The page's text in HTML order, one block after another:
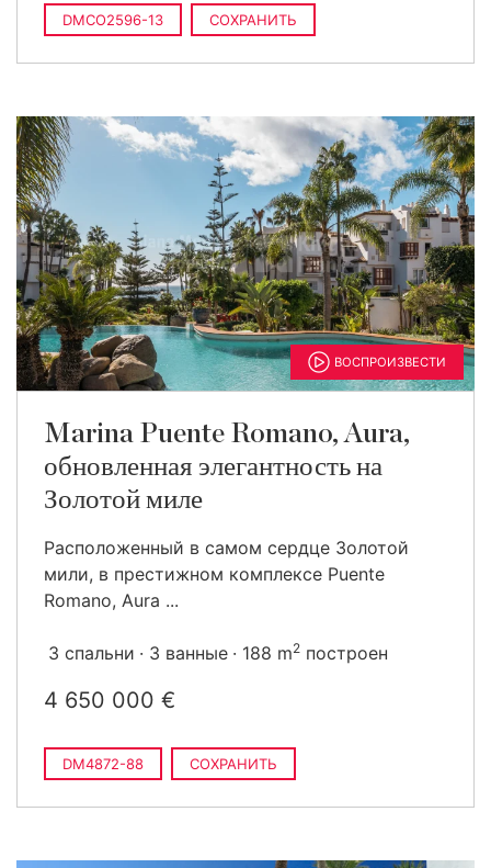
DMCO2596-13 СОХРАНИТЬ
ВОСПРОИЗВЕСТИ
Marina Puente Romano, Aura,
обновленная элегантность на
Золотой миле
Расположенный в самом сердце Золотой
мили, в престижном комплексе Puente
Romano, Aura ...
3 спальни 3 ванные 188 m2 построен
4 650 000 €
DM4872-88 СОХРАНИТЬ